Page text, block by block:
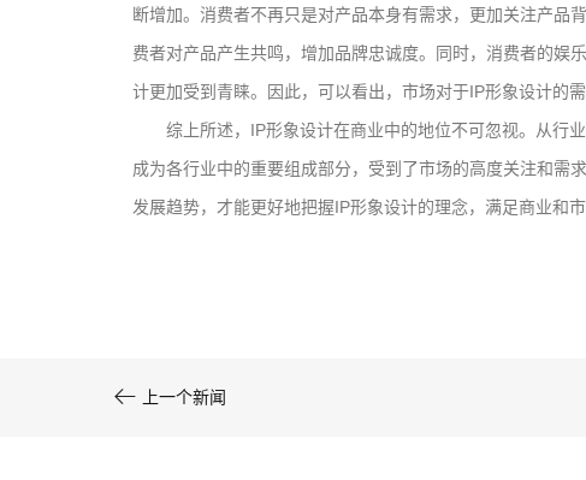
断增加。消费者不再只是对产品本身有需求，更加关注产品
费者对产品产生共鸣，增加品牌忠诚度。同时，消费者的娱
计更加受到青睐。因此，可以看出，市场对于IP形象设计的需
综上所述，IP形象设计在商业中的地位不可忽视。从行
成为各行业中的重要组成部分，受到了市场的高度关注和需
发展趋势，才能更好地把握IP形象设计的理念，满足商业和
 上一个新闻
文创产品设计的成本控制——实战技巧 | IP设计公
司-佐案设计
成